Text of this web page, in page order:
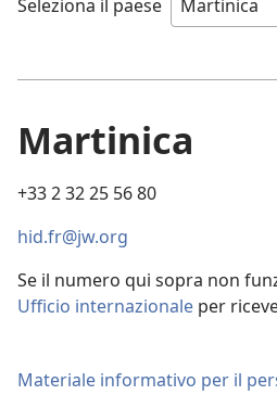
Seleziona il paese
Martinica
+33 2 32 25 56 80
hid.fr@jw.org
Se il numero qui sopra non
Ufficio internazionale per
Materiale informativo per il